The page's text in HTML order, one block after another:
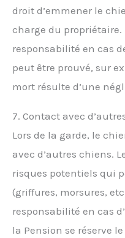
droit d’emmener le
charge du
responsabilité en cas
peut être prouvé, sur
mort résulte d’une
7. Contact avec
Lors de la garde, le
avec d’autres chiens.
risques potentiels qui
(griffures, morsures,
responsabilité en cas
la Pension se réserve